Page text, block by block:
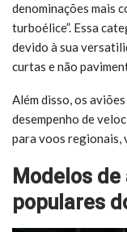
denominações mais
turboélice”. Essa
devido à sua
curtas e não
Além disso, os
desempenho de
para voos regionais,
Modelos
populares